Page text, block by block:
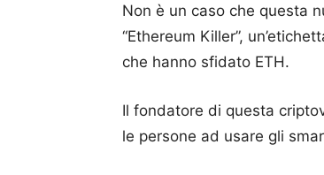
Non è un caso che questa
“Ethereum Killer”,
che hanno sfidato ETH.
Il fondatore di questa
le persone ad usare gli